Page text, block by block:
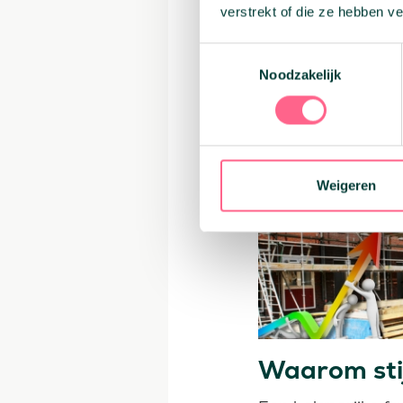
verstrekt of die ze hebben
Noodzakelijk
Weigeren
Geldverstrekkers
hypotheekmarkt.
Waarom